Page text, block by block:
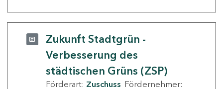
Zukunft Stadtgrün -
Verbesserung des
städtischen Grüns (ZSP)
Förderart: Zuschuss Fördernehmer: